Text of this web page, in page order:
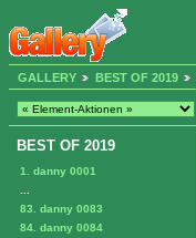
GALLERY BEST OF 2019
BEST OF 2019
1. danny 0001
83. danny 0083
84. danny 0084